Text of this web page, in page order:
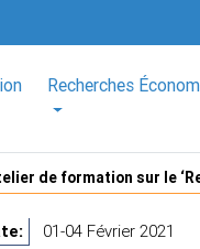
Recherches
de formation sur le
01-04 Février 2021